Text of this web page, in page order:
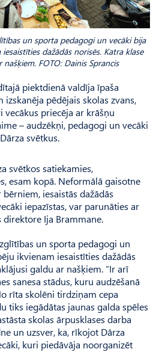
un sporta pedagogi un vecāki bija
dažādās norisēs. Katra klase
FOTO: Dainis Sprancis
piektdienā valdīja īpaša
pēdējais skolas zvans,
priecēja ar krāšņu
– audzēkņi, pedagogi un vecāki
svētkus.
svētkos satiekamies,
esam kopā. Neformālā gaisotne
iesaistās dažādās
iepazīstas, var parunāties ar
direktore Ija Brammane.
un sporta pedagogi un
ikvienam iesaistīties dažādās
galdu ar našķiem. “Ir arī
sanesa stādus, kuru audzēšanā
rīta skolēni tirdziņam cepa
tiks iegādātas jaunas galda spēles
skolas ārpusklases darba
un uzsver, ka, rīkojot Dārza
kuri piedāvāja noorganizēt